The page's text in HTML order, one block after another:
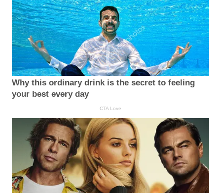
Why this ordinary drink is the secret to feeling
your best every day
CTA Love